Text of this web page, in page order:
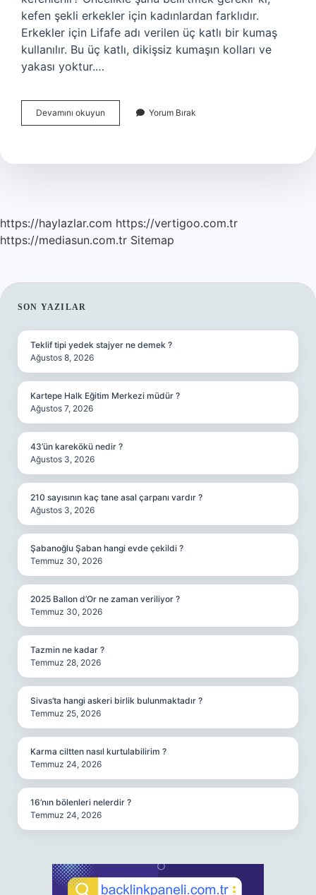
kefen şekli erkekler için kadınlardan farklıdır.
Erkekler için Lifafe adı verilen üç katlı bir kumaş
kullanılır. Bu üç katlı, dikişsiz kumaşın kolları ve
yakası yoktur.…
Devamını okuyun
Kaç
Sarılır
Yorum Bırak
https://haylazlar.com https://vertigoo.com.tr
https://mediasun.com.tr Sitemap
SIDEBAR
SON YAZILAR
Teklif tipi yedek stajyer ne demek ?
Ağustos 8, 2026
Kartepe Halk Eğitim Merkezi müdür ?
Ağustos 7, 2026
43’ün karekökü nedir ?
Ağustos 3, 2026
210 sayısının kaç tane asal çarpanı vardır ?
Ağustos 3, 2026
Şabanoğlu Şaban hangi evde çekildi ?
Temmuz 30, 2026
2025 Ballon d’Or ne zaman veriliyor ?
Temmuz 30, 2026
Tazmin ne kadar ?
Temmuz 28, 2026
Sivas’ta hangi askeri birlik bulunmaktadır ?
Temmuz 25, 2026
Karma ciltten nasıl kurtulabilirim ?
Temmuz 24, 2026
16’nın bölenleri nelerdir ?
Temmuz 24, 2026